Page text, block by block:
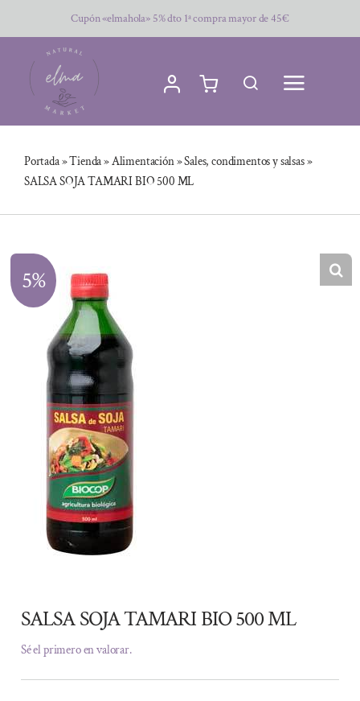
al
contenido
Cupón «elmahola» 5% dto 1ª compra mayor de 45€
Portada»Tienda»Alimentación»Sales, condimentos y salsas»
SALSA SOJA TAMARI BIO 500 ML
5%
SALSA SOJA TAMARI BIO 500 ML
Sé el primero en valorar.